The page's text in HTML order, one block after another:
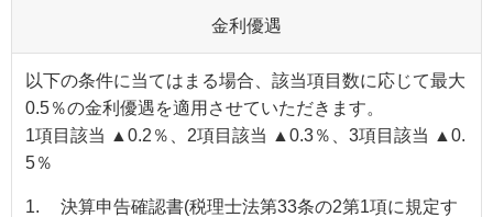
金利優遇
以下の条件に当てはまる場合、該当項目数に応じて最大
0.5％の金利優遇を適用させていただきます。
1項目該当 ▲0.2％、2項目該当 ▲0.3％、3項目該当 ▲0.
5％
1.
決算申告確認書(税理士法第33条の2第1項に規定す